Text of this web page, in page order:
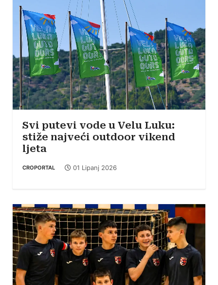
Svi putevi vode u Velu Luku:
stiže najveći outdoor vikend
ljeta
CROPORTAL 01 Lipanj 2026